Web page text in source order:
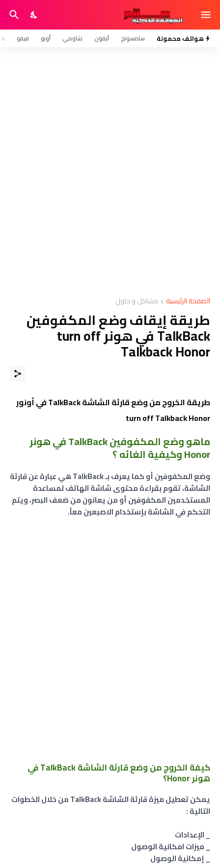
هواتف محمولة سامسونج آيفون شاومي أوبو فيفو
الصفحة الرئيسية مشاكل و حلول
طريقة إيقاف وضع المكفوفين
TalkBack في هونر turn off
Talkback Honor
طريقة الخروج من وضع قارئة الشاشة TalkBack في أونور
turn off Talkback Honor
ماهو وضع المكفوفين TalkBack في هونر
Honor وكيفية الغائه ؟
وضع المكفوفين أو كما يعرف بـ TalkBack هي عبارة عن قارئة
الشاشة، تقوم بقراءة محتوى شاشة الهاتف لمساعدة
المستخدمين المكفوفين أو من يعانون من ضعف البصر، ويتم
التحكم في الشاشة بإستخدام الاصبعين معاً.
كيفة الخروج من وضع قارئة الشاشة TalkBack في
هونر Honor؟
يمكن تعطيل ميزة قارئة الشاشة TalkBack من خلال الخطوات
التالية :
_ الإعدادات
_ ميزات امكانية الوصول
_ إمكانية الوصول